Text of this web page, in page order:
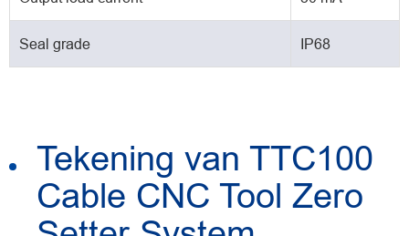
Seal grade IP68
Tekening van TTC100
Cable CNC Tool Zero